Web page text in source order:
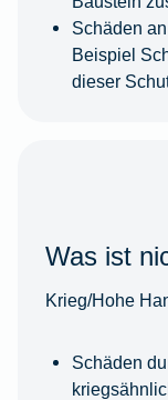
Schäden
Beispiel
dieser
Was ist
Krieg/Hohe
Schäden